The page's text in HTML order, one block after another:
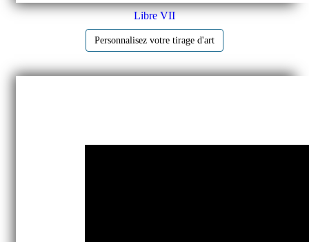
Libre VII
Personnalisez votre tirage d'art